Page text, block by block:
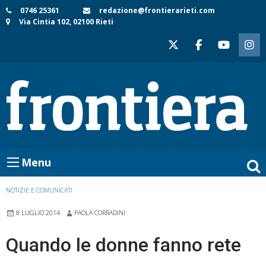
Skip
to
0746 25361
redazione@frontierarieti.com
Via Cintia 102, 02100 Rieti
Menu
NOTIZIE E COMUNICATI
8 LUGLIO 2014 PAOLA CORRADINI
Quando le donne fanno rete